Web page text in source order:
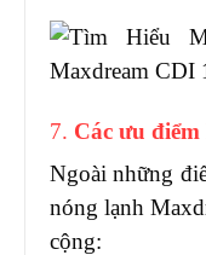
7. Các ưu
Ngoài những
nóng lạnh
cộng: